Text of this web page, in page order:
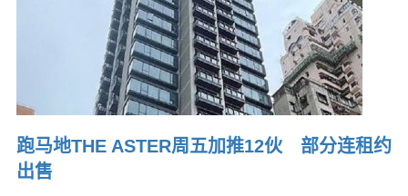
跑马地THE ASTER周五加推12伙 部分连租约
出售